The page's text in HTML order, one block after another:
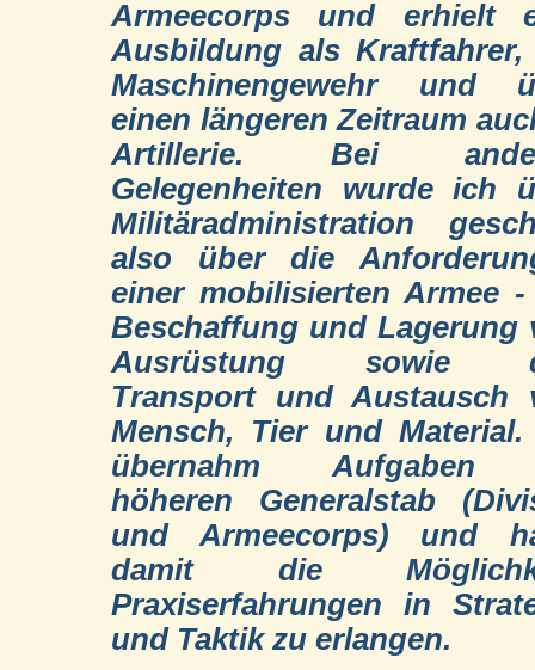
Armeecorps und erhielt
Ausbildung als Kraftfahrer,
Maschinengewehr und
einen längeren Zeitraum
Artillerie. Bei
Gelegenheiten wurde ich
Militäradministration
also über die
einer mobilisierten Armee -
Beschaffung und Lagerung
Ausrüstung sowie
Transport und Austausch
Mensch, Tier und Material.
übernahm Aufgaben
höheren Generalstab
und Armeecorps) und
damit die
Praxiserfahrungen in
und Taktik zu erlangen.